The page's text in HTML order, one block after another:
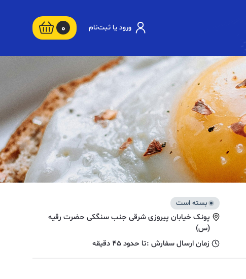
ورود یا ثبت‌نام 0
بسته است
پونک خیابان پیروزی شرقی جنب سنگکی حضرت رقیه
(س)
زمان ارسال سفارش :تا حدود45 دقیقه